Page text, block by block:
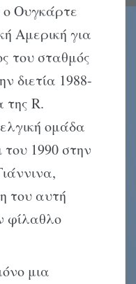
ο Ουγκάρτε
Αμερική για
του σταθμός
διετία 1988-
R.
ομάδα
1990 στην
του αυτή
φίλαθλο
μια